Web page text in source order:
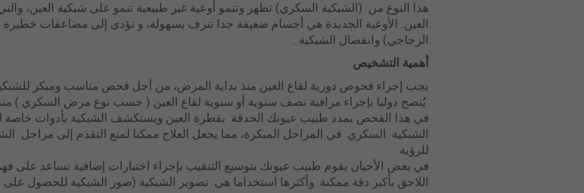
هذا النوع من (الشبكية السكري) تظهر وتنمو أوعية غير طبيعية تنمو على شبكية العين،
العين. الأوعية الجديدة هي أجسام ضعيفة جدا تنزف بسهولة، و تؤدى إلى مضاعفات
الزجاجي) وانفصال الشبكية ..
أهمية التشخيص
يجب إجراء فحوص دورية لقاع العين منذ بداية المرض، من أجل فحص مناسب ومبكر
يُنصح دوليا بإجراء مراقبة نصف سنوية أو سنوية لقاع العين ( حسب نوع مرض السكري )
في هذا الفحص يمدد طبيب عيونك الحدقة بقطرة العين ويستكشف الشبكية بأدوات خاصة
الشبكية السكري في المراحل المبكرة، مما يجعل العلاج ممكنا لمنع التقدم إلى مراحل
للرؤية.
في بعض الأحيان يقوم طبيب عيونك بتوسيع التنقيب بإجراء اختبارات إضافية تساعد
اللاحق بأكبر دقة ممكنة. وأكثرها استخداما هي: تصوير الشبكية (صور الشبكية للحصول على